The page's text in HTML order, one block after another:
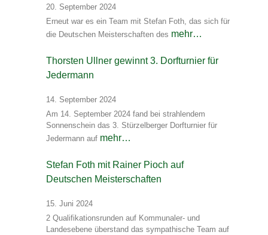
20. September 2024
Erneut war es ein Team mit Stefan Foth, das sich für
die Deutschen Meisterschaften des mehr…
Thorsten Ullner gewinnt 3. Dorfturnier für
Jedermann
14. September 2024
Am 14. September 2024 fand bei strahlendem
Sonnenschein das 3. Stürzelberger Dorfturnier für
Jedermann auf mehr…
Stefan Foth mit Rainer Pioch auf
Deutschen Meisterschaften
15. Juni 2024
2 Qualifikationsrunden auf Kommunaler- und
Landesebene überstand das sympathische Team auf